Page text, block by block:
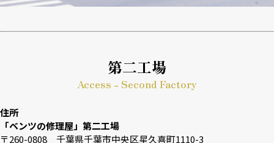
第二工場
Access - Second Factory
住所
「ベンツの修理屋」第二工場
〒260-0808 千葉県千葉市中央区星久喜町1110-3